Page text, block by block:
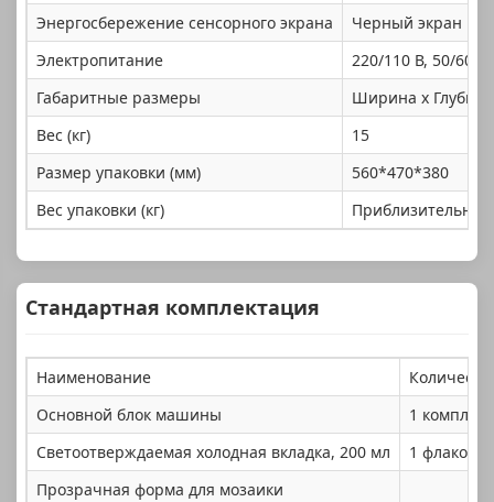
Энергосбережение сенсорного экрана
Черный экран
Электропитание
220/110 В, 50/60
Габаритные размеры
Ширина x
Вес (кг)
15
Размер упаковки (мм)
560*470*380
Вес упаковки (кг)
Приблизительно
Стандартная комплектация
Наименование
Основной блок машины
1 комплект
Светоотверждаемая холодная вкладка, 200 мл
1 флакон
Прозрачная форма для мозаики